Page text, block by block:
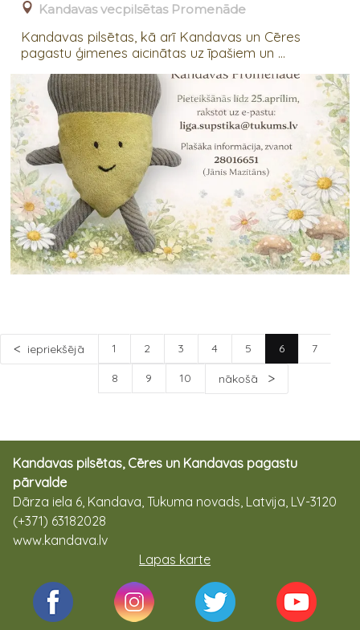
Kandavas vecpilsētas Promenāde
Kandavas pilsētas, kā arī Kandavas un Cēres
pagastu ģimenes aicinātas uz īpašiem un ...
iepriekšējā 1 2 3 4 5 6 7
8 9 10 nākošā
Kandavas pilsētas, Cēres un Kandavas pagastu
pārvalde
Dārza iela 6, Kandava, Tukuma novads, Latvija, LV-3120
(+371) 63182028
www.kandava.lv
Lapas karte